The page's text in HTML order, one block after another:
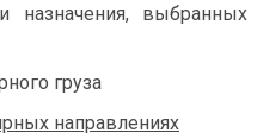
назначения, выбранных
груза
направлениях